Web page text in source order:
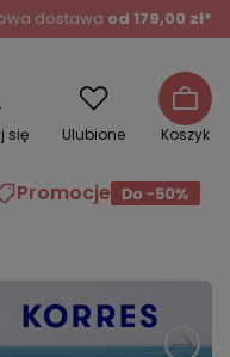
dostawa od 179,00 zł*
się Ulubione Koszyk
Promocje